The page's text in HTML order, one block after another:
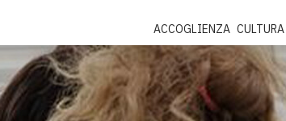
ACCOGLIENZA CULTURA